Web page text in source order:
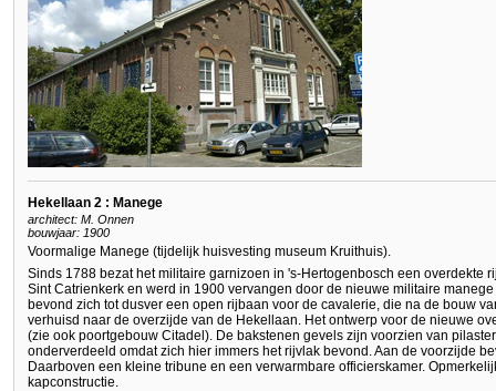
Hekellaan 2 : Manege
architect: M. Onnen
bouwjaar: 1900
Voormalige Manege (tijdelijk huisvesting museum Kruithuis).
Sinds 1788 bezat het militaire garnizoen in 's-Hertogenbosch een overdekte
Sint Catrienkerk en werd in 1900 vervangen door de nieuwe militaire
bevond zich tot dusver een open rijbaan voor de cavalerie, die na de bouw
verhuisd naar de overzijde van de Hekellaan. Het ontwerp voor de nieuwe
(zie ook poortgebouw Citadel). De bakstenen gevels zijn voorzien van
onderverdeeld omdat zich hier immers het rijvlak bevond. Aan de voorzijde
Daarboven een kleine tribune en een verwarmbare officierskamer.
kapconstructie.